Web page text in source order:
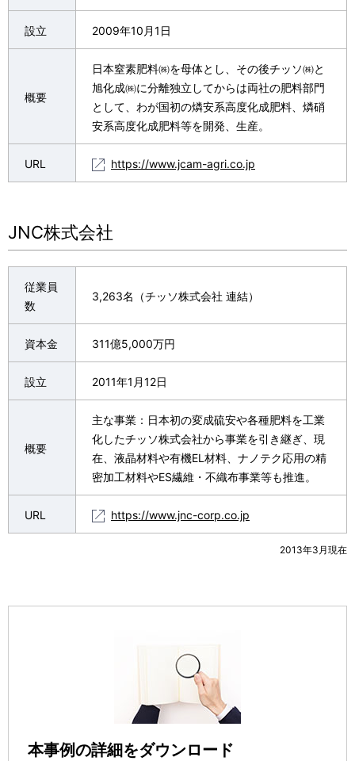
設立 2009年10月1日
概要
日本窒素肥料㈱を母体とし、その後チッソ㈱と
旭化成㈱に分離独立してからは両社の肥料部門
として、わが国初の燐安系高度化成肥料、燐硝
安系高度化成肥料等を開発、生産。
URL https://www.jcam-agri.co.jp
JNC株式会社
従業員
数
3,263名（チッソ株式会社 連結）
資本金 311億5,000万円
設立 2011年1月12日
概要
主な事業：日本初の変成硫安や各種肥料を工業
化したチッソ株式会社から事業を引き継ぎ、現
在、液晶材料や有機EL材料、ナノテク応用の精
密加工材料やES繊維・不織布事業等も推進。
URL https://www.jnc-corp.co.jp
2013年3月現在
本事例の詳細をダウンロード